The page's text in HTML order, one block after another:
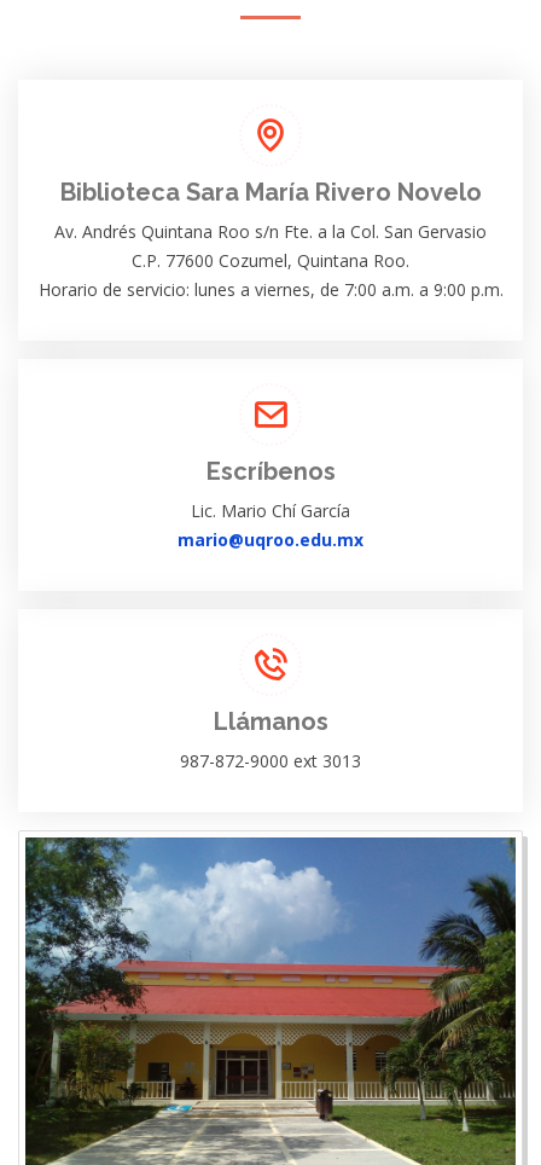
Biblioteca Sara María Rivero Novelo
Av. Andrés Quintana Roo s/n Fte. a la Col. San Gervasio
C.P. 77600 Cozumel, Quintana Roo.
Horario de servicio: lunes a viernes, de 7:00 a.m. a 9:00 p.m.
Escríbenos
Lic. Mario Chí García
mario@uqroo.edu.mx
Llámanos
987-872-9000 ext 3013